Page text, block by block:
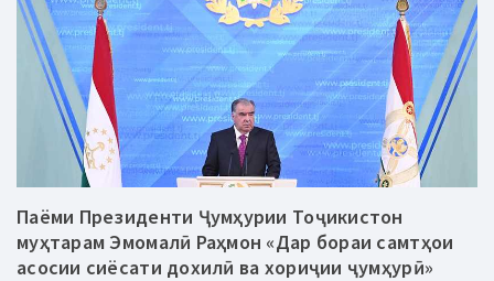
Паёми Президенти Ҷумҳурии Тоҷикистон
муҳтарам Эмомалӣ Раҳмон «Дар бораи самтҳои
асосии сиёсати дохилӣ ва хориҷии ҷумҳурӣ»